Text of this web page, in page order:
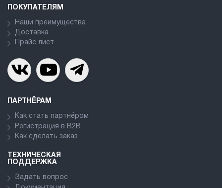
ПОКУПАТЕЛЯМ
Наши преимущества
Доставка
Прайс лист
ПАРТНЁРАМ
Как стать партнёром
Регистрация в В2В
Как сделать заказ
ТЕХНИЧЕСКАЯ
ПОДДЕРЖКА
Задать вопрос